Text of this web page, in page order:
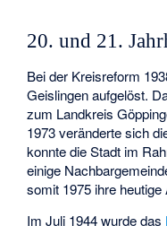
20. und 21.
Bei der Kreisreform
Geislingen aufgelöst.
zum Landkreis
1973 veränderte sich
konnte die Stadt im
einige
somit 1975 ihre heutige
Im Juli 1944 wurde das